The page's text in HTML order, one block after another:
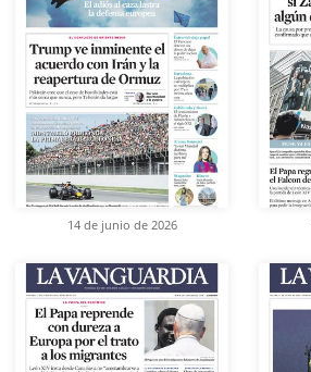
14 de junio de 2026